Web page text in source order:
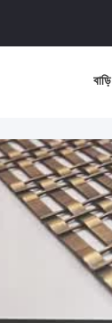
বাড়ি